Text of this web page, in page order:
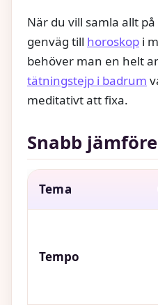
När du vill samla allt
genväg till horoskop i
behöver man en helt
tätningstejp i badrum
meditativt att fixa.
Snabb
Tema
Tempo